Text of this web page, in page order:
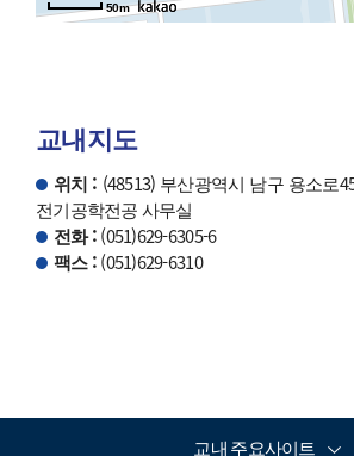
50m
교내지도
위치 : (48513) 부산광역시 남구 용소로
전기공학전공 사무실
전화 :(051)629-6305-6
팩스 :(051)629-6310
교내 주요사이트